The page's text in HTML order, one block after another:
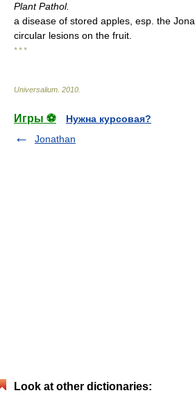
Plant Pathol.
a disease of stored apples, esp. the
circular lesions on the fruit.
* * *
Universalium 2010
Игры ⚽
Нужна курсовая?
Jonathan
Look at other dictionaries: